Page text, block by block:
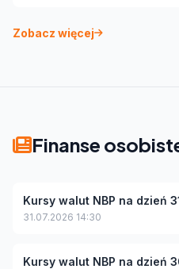
Zobacz więcej
Finanse
Kursy walut NBP na dzień
31.07.2026 14:30
Kursy walut NBP na dzień